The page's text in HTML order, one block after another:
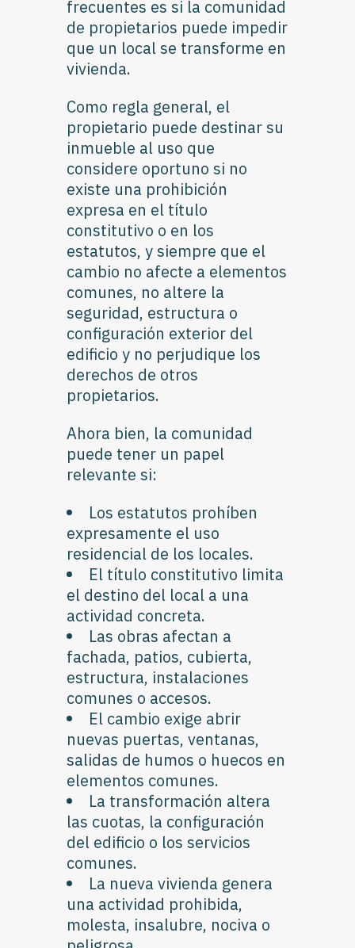
frecuentes es si la comunidad
de propietarios puede impedir
que un local se transforme en
vivienda.
Como regla general, el
propietario puede destinar su
inmueble al uso que
considere oportuno si no
existe una prohibición
expresa en el título
constitutivo o en los
estatutos, y siempre que el
cambio no afecte a elementos
comunes, no altere la
seguridad, estructura o
configuración exterior del
edificio y no perjudique los
derechos de otros
propietarios.
Ahora bien, la comunidad
puede tener un papel
relevante si:
Los estatutos prohíben
expresamente el uso
residencial de los locales.
El título constitutivo limita
el destino del local a una
actividad concreta.
Las obras afectan a
fachada, patios, cubierta,
estructura, instalaciones
comunes o accesos.
El cambio exige abrir
nuevas puertas, ventanas,
salidas de humos o huecos en
elementos comunes.
La transformación altera
las cuotas, la configuración
del edificio o los servicios
comunes.
La nueva vivienda genera
una actividad prohibida,
molesta, insalubre, nociva o